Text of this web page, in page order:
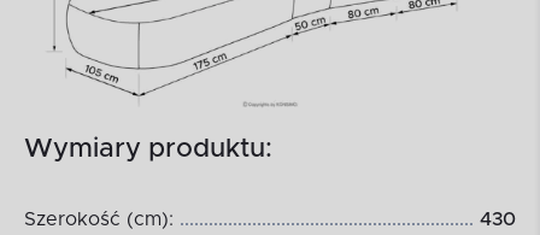
Wymiary produktu:
Szerokość (cm): 430